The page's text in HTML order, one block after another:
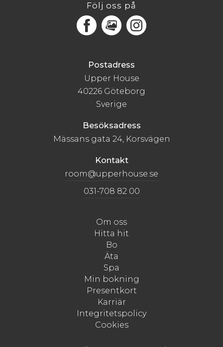
Följ oss på
FacebookMediaPortal
Instagram
Postadress
Upper House
40226 Göteborg
Sverige
Besöksadress
Mässans gata 24, Korsvägen
Kontakt
room@upperhouse.se
031-708 82 00
Om oss
Hitta hit
Bo
Äta
Spa
Min bokning
Presentkort
Karriär
Integritetspolicy
Cookies